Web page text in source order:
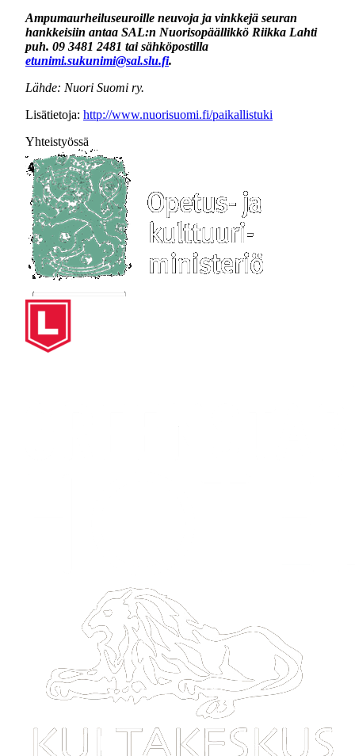
Ampumaurheiluseuroille neuvoja ja vinkkejä seuran
hankkeisiin antaa SAL:n Nuorisopäällikkö Riikka Lahti
puh. 09 3481 2481 tai sähköpostilla
etunimi.sukunimi@sal.slu.fi.
Lähde: Nuori Suomi ry.
Lisätietoja: http://www.nuorisuomi.fi/paikallistuki
Yhteistyössä